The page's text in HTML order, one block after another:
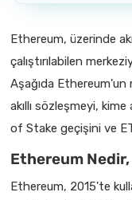
Ethereum, üzerinde
çalıştırılabilen
Aşağıda Ethereum'un
akıllı sözleşmeyi,
of Stake geçişini ve
Ethereum Nedir,
Ethereum, 2015'te